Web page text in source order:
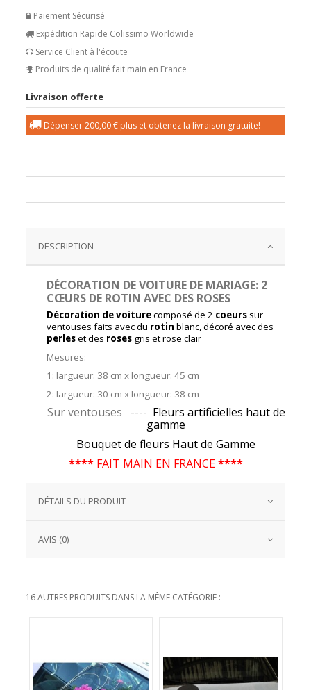
Paiement Sécurisé
Expédition Rapide Colissimo Worldwide
Service Client à l'écoute
Produits de qualité fait main en France
Livraison offerte
Dépenser200,00 € plus et obtenez la livraison gratuite!
DESCRIPTION
DÉCORATION DE VOITURE DE MARIAGE: 2
CŒURS DE ROTIN AVEC DES ROSES
Décoration de voiturecomposé de 2 coeurs sur
ventouses faits avec du rotinblanc, décoré avec des
perleset des roses gris et rose clair
Mesures:
1: largueur: 38 cm x longueur: 45 cm
2: largueur: 30 cm x longueur: 38 cm
Sur ventouses ---- Fleurs artificielles haut de
gamme
Bouquet de fleurs Haut de Gamme
****FAIT MAIN EN FRANCE****
DÉTAILS DU PRODUIT
AVIS (0)
16 AUTRES PRODUITS DANS LA MÊME CATÉGORIE :